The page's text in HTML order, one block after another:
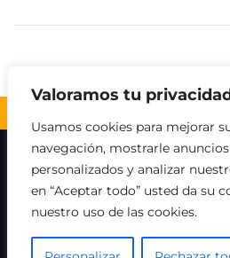
Valoramos tu
Usamos cookies para mejorar
navegación, mostrarle
personalizados y analizar
en “Aceptar todo” usted da su
nuestro uso de las cookies.
Sobre nosotros Contacto
Política de Cookies